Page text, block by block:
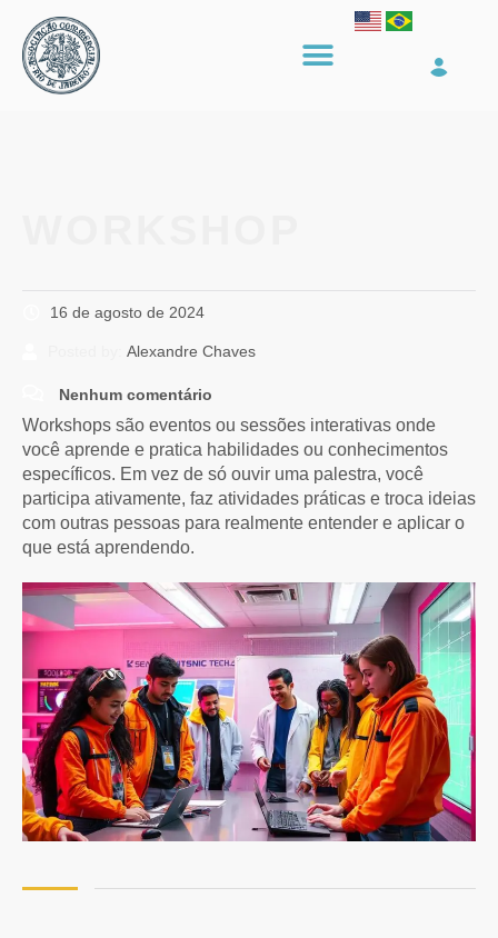
16 de agosto de 2024
Alexandre Chaves
Nenhum comentário
Workshops são eventos ou sessões interativas onde
você aprende e pratica habilidades ou conhecimentos
específicos. Em vez de só ouvir uma palestra, você
participa ativamente, faz atividades práticas e troca ideias
com outras pessoas para realmente entender e aplicar o
que está aprendendo.